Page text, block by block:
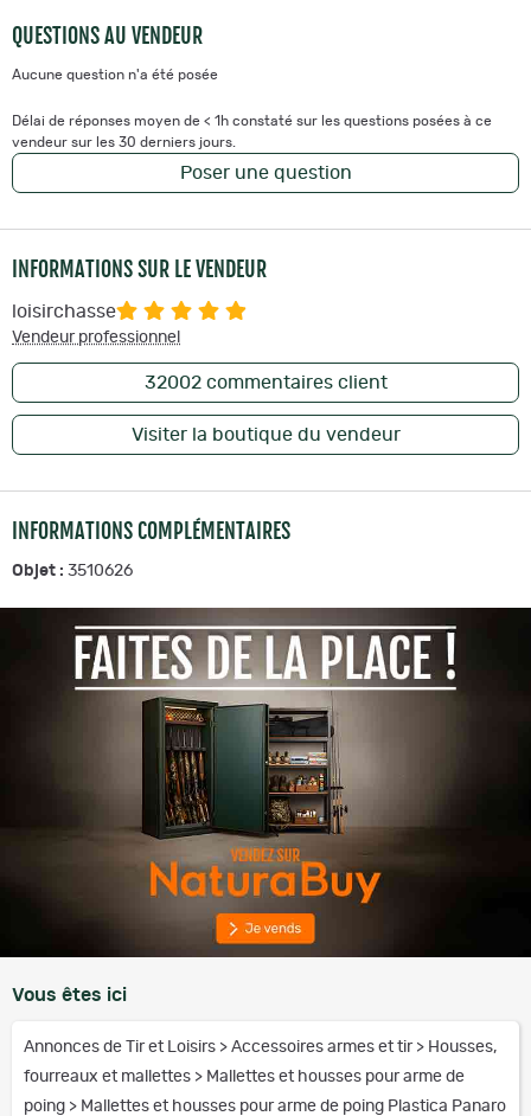
QUESTIONS AU VENDEUR
Aucune question n'a été posée
Délai de réponses moyen de < 1h constaté sur les questions posées à ce
vendeur sur les 30 derniers jours.
Poser une question
INFORMATIONS SUR LE VENDEUR
loisirchasse
Vendeur professionnel
32002commentaires client
Visiter la boutique du vendeur
INFORMATIONS COMPLÉMENTAIRES
Objet : 3510626
Vous êtes ici
Annonces de Tir et Loisirs > Accessoires armes et tir > Housses,
fourreaux et mallettes > Mallettes et housses pour arme de
poing > Mallettes et housses pour arme de poing Plastica Panaro